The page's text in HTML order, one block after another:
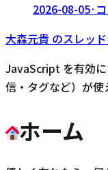
2026-08-05·
大森元貴 のスレッ
JavaScript を有効
信・タグなど）が使
ホーム